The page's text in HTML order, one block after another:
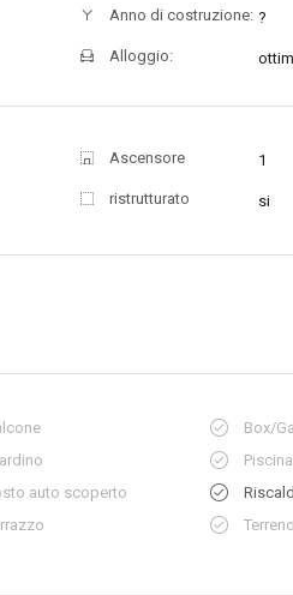
Anno di costruzione: ?
Alloggio:
Ascensore 1
ristrutturato si
Box/
Piscina
auto scoperto
Terreno